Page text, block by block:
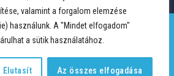
valamint a forgalom elemzése
használunk. A "Mindet elfogadom"
a sütik használatához.
Elutasít Az összes elfogadása